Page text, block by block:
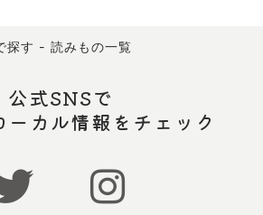
探す - 読みもの一覧
公式SNSで
ーカル情報をチェック